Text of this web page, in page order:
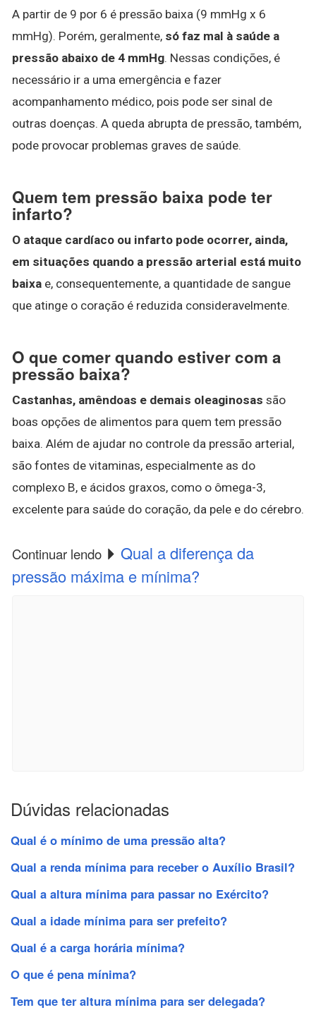
A partir de 9 por 6 é pressão baixa (9 mmHg x 6
mmHg). Porém, geralmente, só faz mal à saúde a
pressão abaixo de 4 mmHg. Nessas condições, é
necessário ir a uma emergência e fazer
acompanhamento médico, pois pode ser sinal de
outras doenças. A queda abrupta de pressão, também,
pode provocar problemas graves de saúde.
Quem tem pressão baixa pode ter
infarto?
O ataque cardíaco ou infarto pode ocorrer, ainda,
em situações quando a pressão arterial está muito
baixa e, consequentemente, a quantidade de sangue
que atinge o coração é reduzida consideravelmente.
O que comer quando estiver com a
pressão baixa?
Castanhas, amêndoas e demais oleaginosas são
boas opções de alimentos para quem tem pressão
baixa. Além de ajudar no controle da pressão arterial,
são fontes de vitaminas, especialmente as do
complexo B, e ácidos graxos, como o ômega-3,
excelente para saúde do coração, da pele e do cérebro.
Continuar lendo
Qual a diferença da
pressão máxima e mínima?
Dúvidas relacionadas
Qual é o mínimo de uma pressão alta?
Qual a renda mínima para receber o Auxílio Brasil?
Qual a altura mínima para passar no Exército?
Qual a idade mínima para ser prefeito?
Qual é a carga horária mínima?
O que é pena mínima?
Tem que ter altura mínima para ser delegada?